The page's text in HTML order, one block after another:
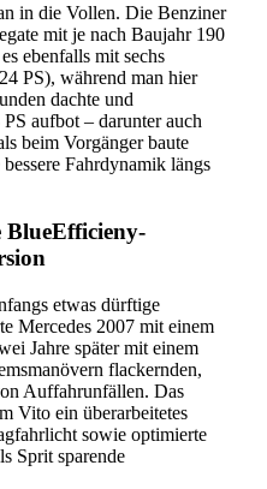
in die Vollen. Die Benziner
mit je nach Baujahr 190
ebenfalls mit sechs
PS), während man hier
dachte und
aufbot – darunter auch
beim Vorgänger baute
Fahrdynamik längs
BlueEfficieny-
etwas dürftige
Mercedes 2007 mit einem
Jahre später mit einem
flackernden,
Auffahrunfällen. Das
Vito ein überarbeitetes
sowie optimierte
Sprit sparende